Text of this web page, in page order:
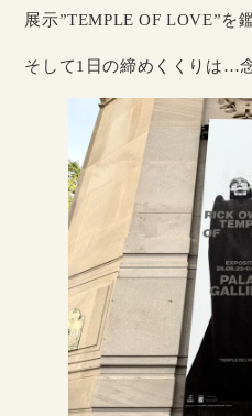
展示”TEMPLE OF LOVE”を
そして1日の締めくくりは…